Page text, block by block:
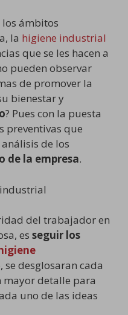
los ámbitos
la higiene industrial
que se les hacen a
pueden observar
de promover la
bienestar y
? Pues con la puesta
preventivas que
de los
de la empresa.
del trabajador en
es seguir los
se desglosaran cada
mayor detalle para
uno de las ideas